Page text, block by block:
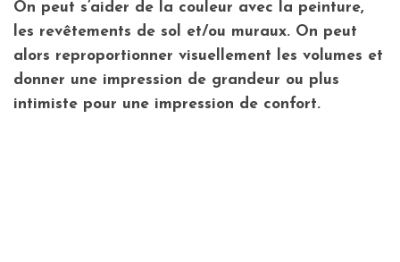
On peut s’aider de la couleur avec la peinture,
les revêtements de sol et/ou muraux. On peut
alors reproportionner visuellement les volumes et
donner une impression de grandeur ou plus
intimiste pour une impression de confort.